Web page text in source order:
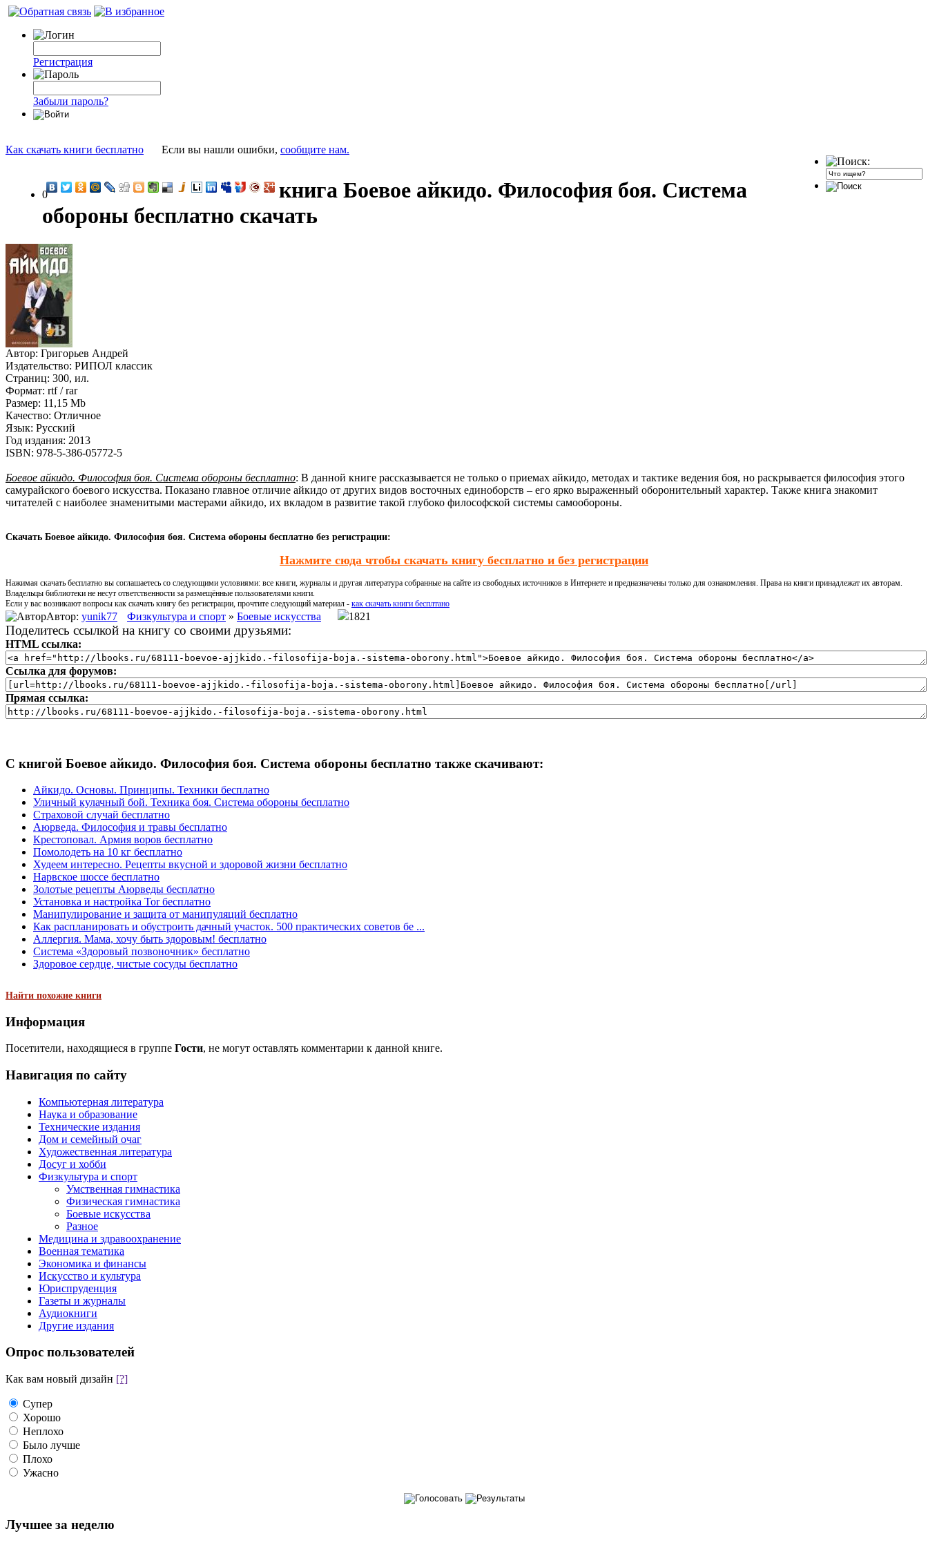
Регистрация
Забыли пароль?
Как скачать книги бесплатно Если вы нашли ошибки, сообщите нам.
0
книга Боевое айкидо. Философия боя. Система
обороны бесплатно скачать
Автор: Григорьев Андрей
Издательство: РИПОЛ классик
Страниц: 300, ил.
Формат: rtf / rar
Размер: 11,15 Mb
Качество: Отличное
Язык: Русский
Год издания: 2013
ISBN: 978-5-386-05772-5
Боевое айкидо. Философия боя. Система обороны бесплатно: В данной книге рассказывается не только о приемах айкидо, методах и тактике ведения боя, но раскрывается философия этого
самурайского боевого искусства. Показано главное отличие айкидо от других видов восточных единоборств – его ярко выраженный оборонительный характер. Также книга знакомит
читателей с наиболее знаменитыми мастерами айкидо, их вкладом в развитие такой глубоко философской системы самообороны.
Скачать Боевое айкидо. Философия боя. Система обороны бесплатно без регистрации:
Нажмите сюда чтобы скачать книгу бесплатно и без регистрации
Нажимая скачать бесплатно вы соглашаетесь со следующими условиями: все книги, журналы и другая литература собранные на сайте из свободных источников в Интернете и предназначены только для ознакомления. Права на книги принадлежат их авторам.
Владельцы библиотеки не несут ответственности за размещённые пользователями книги.
Если у вас возникают вопросы как скачать книгу без регистрации, прочтите следующий материал - как скачать книги бесплтано
Автор: yunik77 Физкультура и спорт » Боевые искусства 1821
Поделитесь ссылкой на книгу со своими друзьями:
HTML ссылка:
Ссылка для форумов:
Прямая ссылка:
С книгой Боевое айкидо. Философия боя. Система обороны бесплатно также скачивают:
Айкидо. Основы. Принципы. Техники бесплатно
Уличный кулачный бой. Техника боя. Система обороны бесплатно
Страховой случай бесплатно
Аюрведа. Философия и травы бесплатно
Крестоповал. Армия воров бесплатно
Помолодеть на 10 кг бесплатно
Худеем интересно. Рецепты вкусной и здоровой жизни бесплатно
Нарвское шоссе бесплатно
Золотые рецепты Аюрведы бесплатно
Установка и настройка Tor бесплатно
Манипулирование и защита от манипуляций бесплатно
Как распланировать и обустроить дачный участок. 500 практических советов бе ...
Аллергия. Мама, хочу быть здоровым! бесплатно
Система «Здоровый позвоночник» бесплатно
Здоровое сердце, чистые сосуды бесплатно
Найти похожие книги
Информация
Посетители, находящиеся в группе Гости, не могут оставлять комментарии к данной книге.
Навигация по сайту
Компьютерная литература
Наука и образование
Технические издания
Дом и семейный очаг
Художественная литература
Досуг и хобби
Физкультура и спорт
Умственная гимнастика
Физическая гимнастика
Боевые искусства
Разное
Медицина и здравоохранение
Военная тематика
Экономика и финансы
Искусство и культура
Юриспруденция
Газеты и журналы
Аудиокниги
Другие издания
Опрос пользователей
Как вам новый дизайн [?]
Супер
Хорошо
Неплохо
Было лучше
Плохо
Ужасно
Лучшее за неделю